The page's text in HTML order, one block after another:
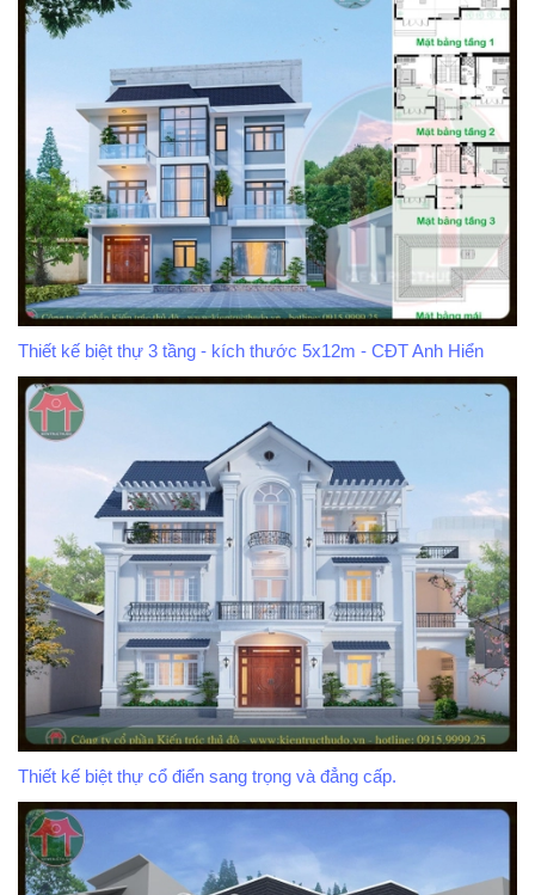
Thiết kế biệt thự 3 tầng - kích thước 5x12m - CĐT Anh Hiển
Thiết kế biệt thự cổ điển sang trọng và đẳng cấp.